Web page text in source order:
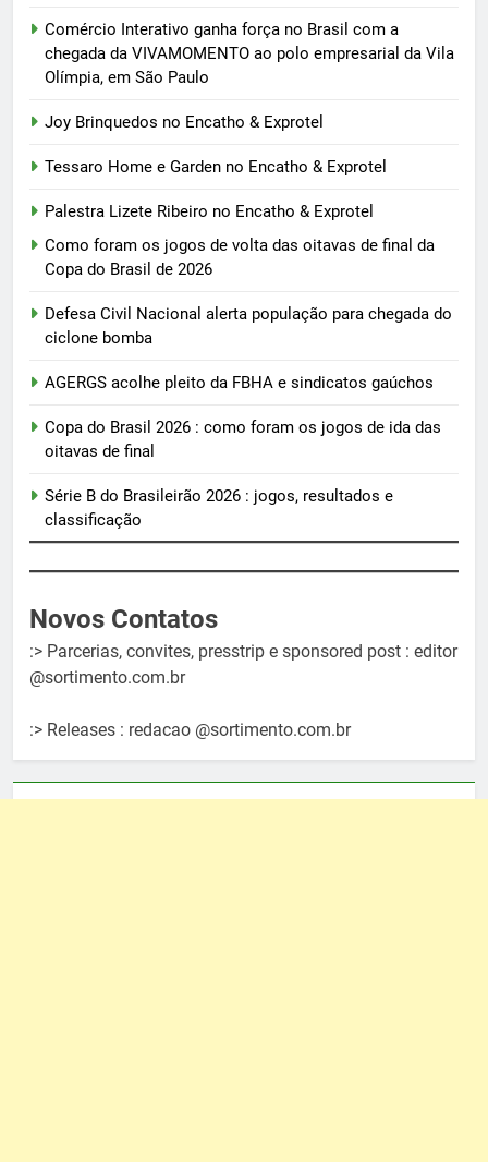
Comércio Interativo ganha força no Brasil com a
chegada da VIVAMOMENTO ao polo empresarial da Vila
Olímpia, em São Paulo
Joy Brinquedos no Encatho & Exprotel
Tessaro Home e Garden no Encatho & Exprotel
Palestra Lizete Ribeiro no Encatho & Exprotel
Como foram os jogos de volta das oitavas de final da
Copa do Brasil de 2026
Defesa Civil Nacional alerta população para chegada do
ciclone bomba
AGERGS acolhe pleito da FBHA e sindicatos gaúchos
Copa do Brasil 2026 : como foram os jogos de ida das
oitavas de final
Série B do Brasileirão 2026 : jogos, resultados e
classificação
Novos Contatos
:> Parcerias, convites, presstrip e sponsored post : editor
@sortimento.com.br
:> Releases : redacao @sortimento.com.br